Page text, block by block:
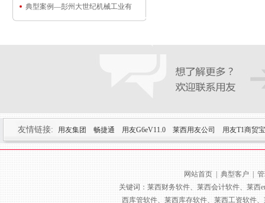
典型案例—彭州大世纪机械工业有
友情链接: 用友集团 畅捷通 用友G6eV11.0 莱西用友公司 用友T1商贸宝
网站首页 | 典型客户 |
关键词：莱西财务软件、莱西会计软件、莱西
西库管软件、莱西库存软件、莱西工资软件